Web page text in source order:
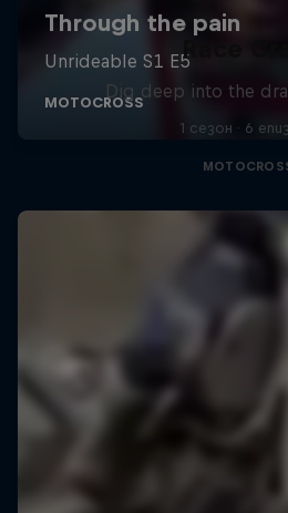
Race
Dig deep into the
1 сезон · 6